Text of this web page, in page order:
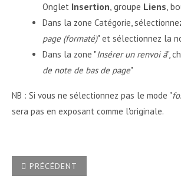
Onglet Insertion, groupe Liens,
Dans la zone Catégorie,
page (formaté)" et sélectionnez la
Dans la zone "Insérer un renvoi à",
de note de bas de page"
NB : Si vous ne sélectionnez pas le mode "
sera pas en exposant comme l'originale.
ARTICLE PRÉCÉDENT : COMMENT
PRÉCÉDENT